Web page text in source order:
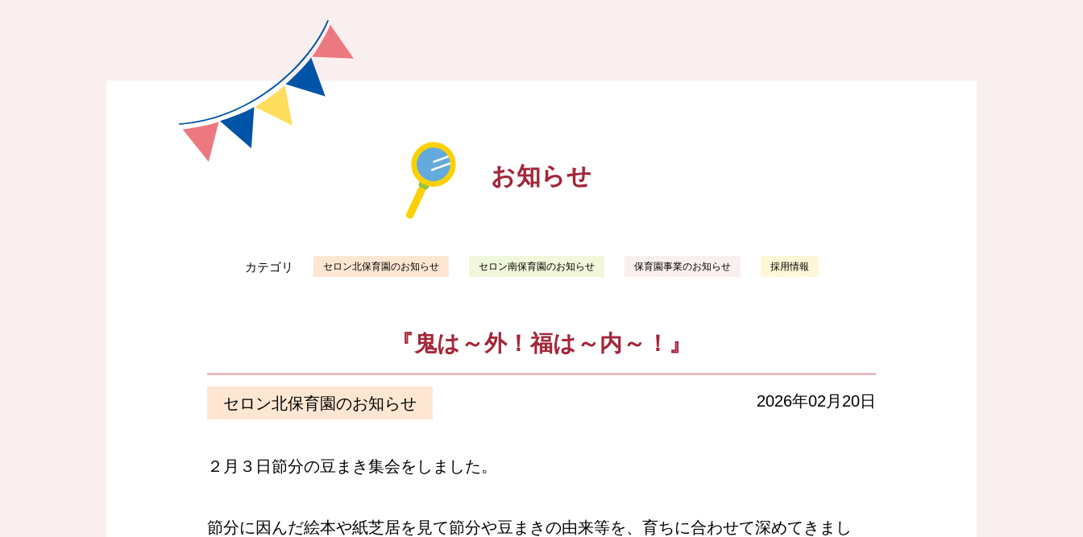
お知らせ
カテゴリ セロン北保育園のお知らせ セロン南保育園のお知らせ 保育園事業のお知らせ 採用情報
『鬼は～外！福は～内～！』
セロン北保育園のお知らせ 2026年02月20日
２月３日節分の豆まき集会をしました。
節分に因んだ絵本や紙芝居を見て節分や豆まきの由来等を、育ちに合わせて深めてきまし